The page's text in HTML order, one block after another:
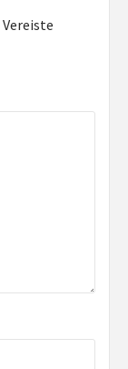
Vereiste